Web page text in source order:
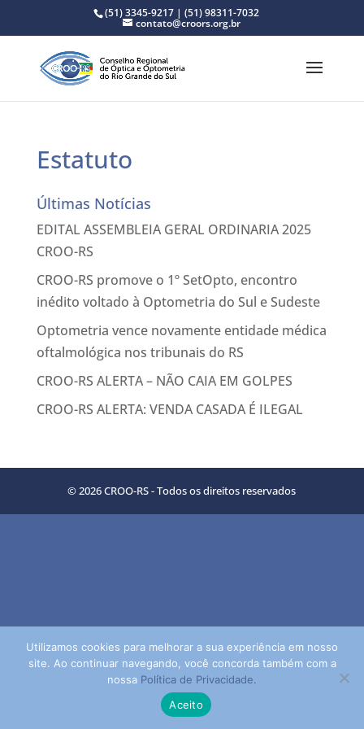
(51) 3345-9217 | (51) 98311-7032
contato@croors.org.br
Estatuto
Últimas Notícias
EDITAL ASSEMBLEIA GERAL ORDINARIA 2025
CROO-RS
CROO-RS promove o 1º SetOpto, encontro
inédito voltado à Optometria do Sul e Sudeste
Optometria vence novamente entidade médica
oftalmológica nos tribunais do RS
CROO-RS ALERTA – NÃO CAIA EM GOLPES
CROO-RS ALERTA: VENDA CASADA É ILEGAL
© 2026 CROO-RS - Todos os direitos reservados
Utilizamos cookies para melhorar a sua experiência em nosso
site. Ao continuar navegando, você concorda também com a
nossa Política de Privacidade.
Aceito